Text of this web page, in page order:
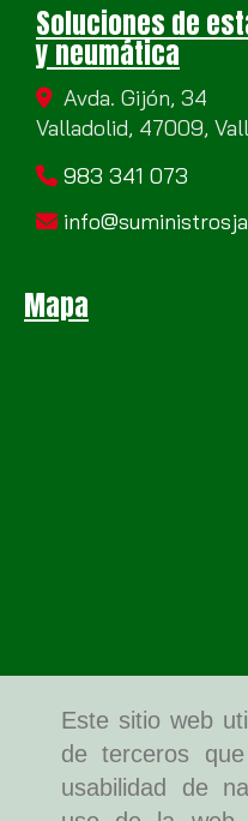
Este sitio web
de terceros
usabilidad de
Soluciones de
y neumática
Avda. Gijón, 34
Valladolid, 47009,
983 341 073
info
Mapa